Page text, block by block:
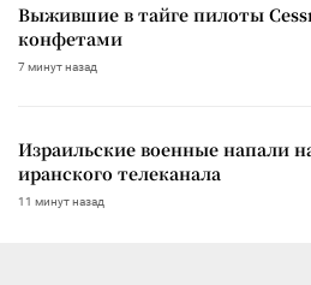
Выжившие в тайге пилоты
конфетами
7 минут назад
Израильские военные напали
иранского телеканала
11 минут назад